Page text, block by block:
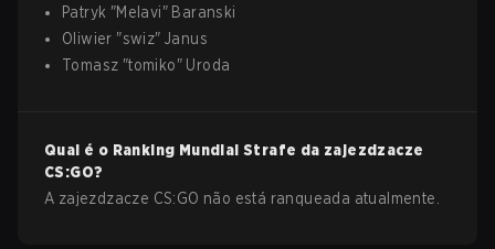
Patryk "Melavi" Baranski
Oliwier "swiz"Janus
Tomasz "tomiko" Uroda
Qual é o Ranking Mundial Strafe da zajezdzacze
CS:GO?
A zajezdzacze CS:GO não está ranqueada atualmente.